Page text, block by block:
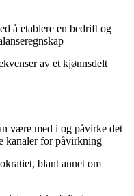
å etablere en bedrift og
av et kjønnsdelt
være med i og påvirke det
kanaler for påvirkning
blant annet om